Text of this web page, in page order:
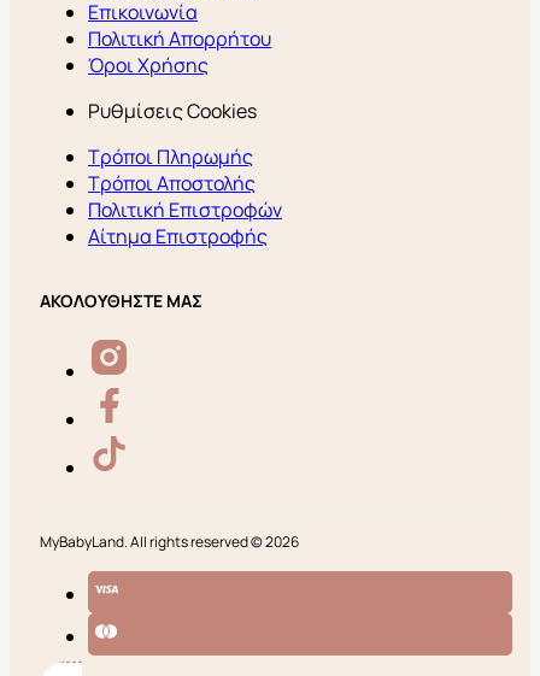
Επικοινωνία
Πολιτική Απορρήτου
Όροι Χρήσης
Ρυθμίσεις Cookies
Τρόποι Πληρωμής
Τρόποι Αποστολής
Πολιτική Επιστροφών
Αίτημα Επιστροφής
ΑΚΟΛΟΥΘΗΣΤΕ ΜΑΣ
MyBabyLand. All rights reserved © 2026